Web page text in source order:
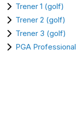
Trener 1 (golf)
Trener 2 (golf)
Trener 3 (golf)
PGA Professional